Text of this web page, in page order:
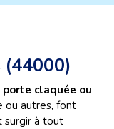
(44000)
porte claquée ou
ou autres, font
surgir à tout